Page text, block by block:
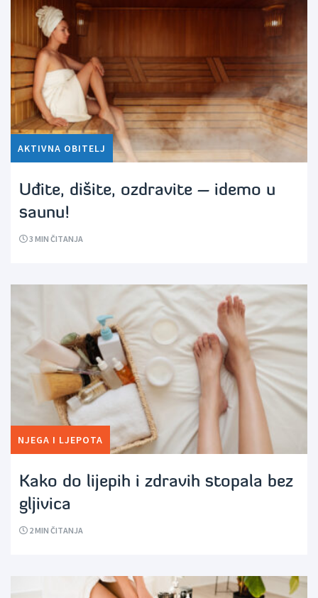
AKTIVNA OBITELJ
Uđite, dišite, ozdravite – idemo u
saunu!
3 MIN ČITANJA
NJEGA I LJEPOTA
Kako do lijepih i zdravih stopala bez
gljivica
2MIN ČITANJA